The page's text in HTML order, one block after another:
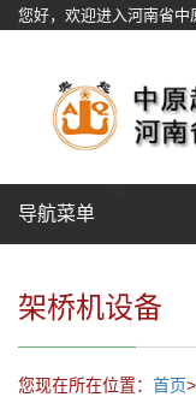
您好，欢迎进入河南省中
导航菜单
架桥机设备
您现在所在位置： 首页